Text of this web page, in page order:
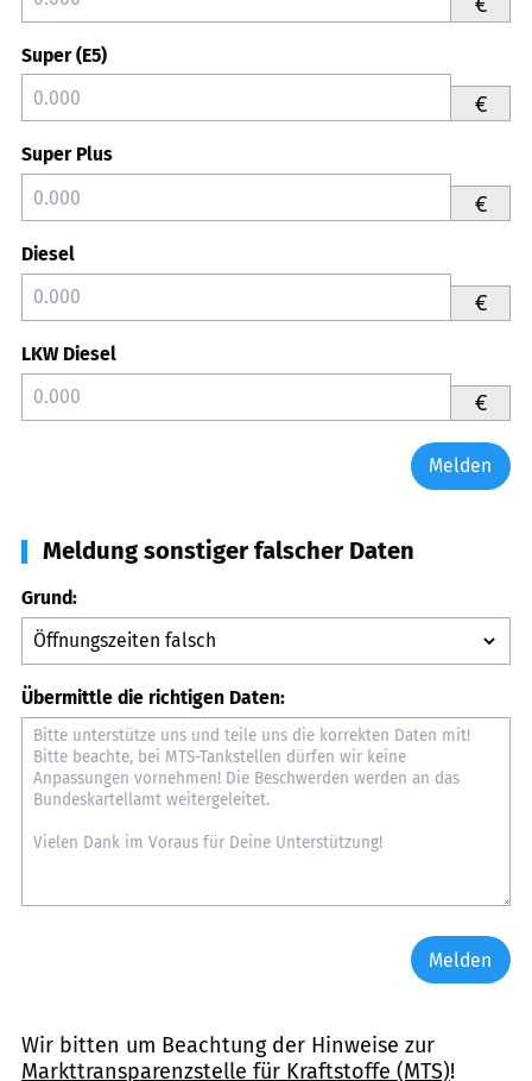
Super (E5)
€
Super Plus
€
Diesel
€
LKW Diesel
€
Melden
Meldung sonstiger falscher Daten
Grund:
Übermittle die richtigen Daten:
Melden
Wir bitten um Beachtung der Hinweise zur
Markttransparenzstelle für Kraftstoffe (MTS)!